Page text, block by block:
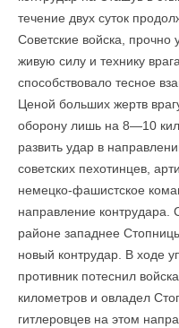
течение двух суток
Советские войска,
живую силу и технику
способствовало тесное
Ценой больших жертв
оборону лишь на 8—10
развить удар в
советских пехотинцев,
немецко-фашистское
направление контрудара.
районе западнее
новый контрудар. В ходе
противник потеснил
километров и овладел
гитлеровцев на этом